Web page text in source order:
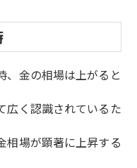
、金の相場は上がると
広く認識されているた
相場が顕著に上昇する